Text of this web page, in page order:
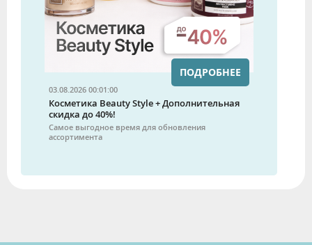
03.08.2026 00:01:00
Косметика Beauty Style + Дополнительная
скидка до 40%!
Самое выгодное время для обновления
ассортимента
ПОДРОБНЕЕ